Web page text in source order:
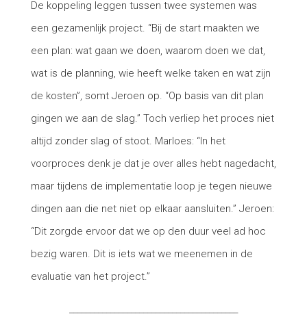
De koppeling leggen tussen twee systemen was
een gezamenlijk project. “Bij de start maakten we
een plan: wat gaan we doen, waarom doen we dat,
wat is de planning, wie heeft welke taken en wat zijn
de kosten”, somt Jeroen op. “Op basis van dit plan
gingen we aan de slag.” Toch verliep het proces niet
altijd zonder slag of stoot. Marloes: “In het
voorproces denk je dat je over alles hebt nagedacht,
maar tijdens de implementatie loop je tegen nieuwe
dingen aan die net niet op elkaar aansluiten.” Jeroen:
“Dit zorgde ervoor dat we op den duur veel ad hoc
bezig waren. Dit is iets wat we meenemen in de
evaluatie van het project.”